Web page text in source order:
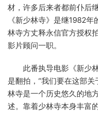
材，许多后来者都前仆后
《新少林寺》是继1982
林寺方丈释永信官方授权
影片顾问一职。
此番执导电影《新少林
是翻拍，“我们要在这部
林寺是一个历史悠久的地
述。靠着少林寺本身丰富